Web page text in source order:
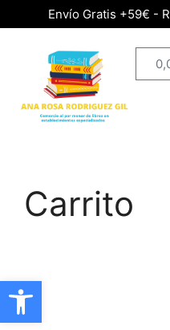
Abrir barra
Envío Gratis +59€ -
Carrito